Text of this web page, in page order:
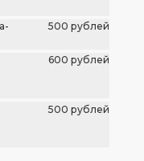
500 рублей
600 рублей
500 рублей